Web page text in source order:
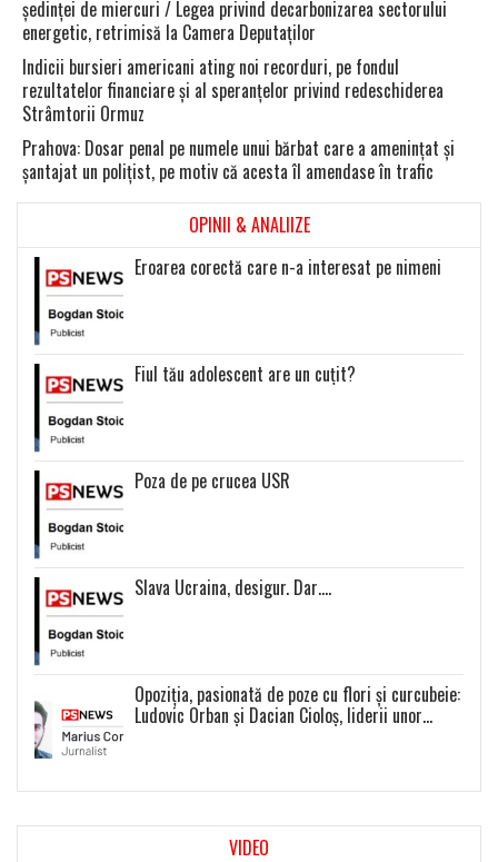
şedinţei de miercuri / Legea privind decarbonizarea sectorului
energetic, retrimisă la Camera Deputaţilor
Indicii bursieri americani ating noi recorduri, pe fondul
rezultatelor financiare şi al speranţelor privind redeschiderea
Strâmtorii Ormuz
Prahova: Dosar penal pe numele unui bărbat care a ameninţat şi
şantajat un poliţist, pe motiv că acesta îl amendase în trafic
OPINII & ANALIIZE
Eroarea corectă care n-a interesat pe nimeni
Fiul tău adolescent are un cuțit?
Poza de pe crucea USR
Slava Ucraina, desigur. Dar….
Opoziția, pasionată de poze cu flori și curcubeie:
Ludovic Orban și Dacian Cioloș, liderii unor
VIDEO